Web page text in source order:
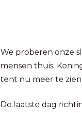
We proberen onze
mensen thuis.
tent nu meer te
De laatste dag